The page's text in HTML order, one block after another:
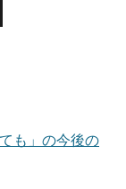
も」の今後の